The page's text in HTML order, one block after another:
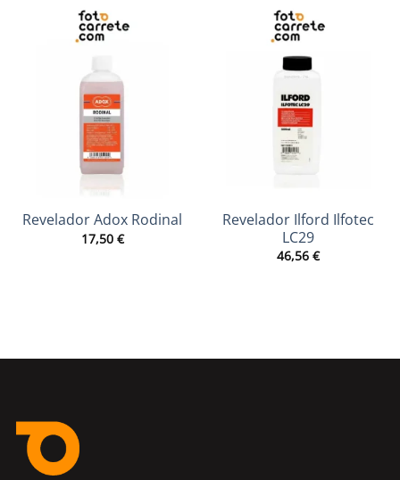
Revelador Adox Rodinal
17,50 €
Revelador Ilford Ilfotec
LC29
46,56 €